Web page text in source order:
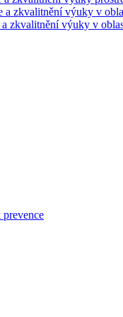
a zkvalitnění výuky v
zkvalitnění výuky v